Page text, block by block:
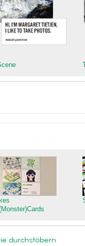
durchstöbern